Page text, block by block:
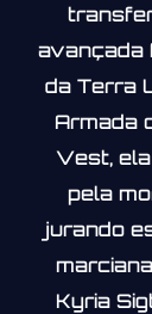
avançada
da Terra
Armada
Vest,
pela
jurando
Kyria